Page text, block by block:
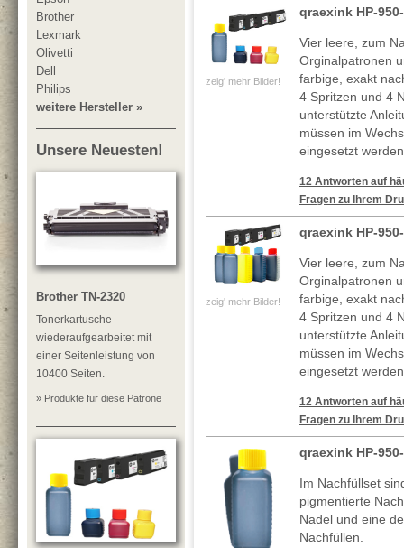
Brother
Lexmark
Olivetti
Dell
Philips
weitere Hersteller »
Unsere Neuesten!
Brother TN-2320
Tonerkartusche
wiederaufgearbeitet mit
einer Seitenleistung von
10400 Seiten.
» Produkte für diese Patrone
zeig' mehr Bilder!
qraexink HP-
Vier leere, zum
Orginalpatronen
farbige, exakt
4 Spritzen und 4
unterstützte
müssen im
eingesetzt
12 Antworten auf
Fragen zu Ihrem
zeig' mehr Bilder!
qraexink HP-
Vier leere, zum
Orginalpatronen
farbige, exakt
4 Spritzen und 4
unterstützte
müssen im
eingesetzt
12 Antworten auf
Fragen zu Ihrem
qraexink HP-
Im Nachfüllset
pigmentierte
Nadel und eine
Nachfüllen.